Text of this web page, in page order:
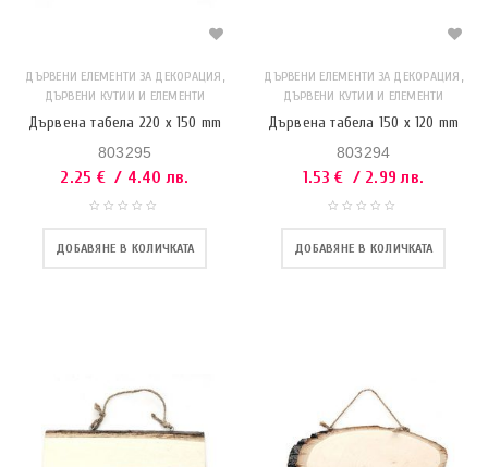
ДЪРВЕНИ ЕЛЕМЕНТИ ЗА ДЕКОРАЦИЯ ,
ДЪРВЕНИ КУТИИ И ЕЛЕМЕНТИ
Дървена табела 220 x 150 mm
803295
2.25 € / 4.40 лв.
ДОБАВЯНЕ В КОЛИЧКАТА
ДЪРВЕНИ ЕЛЕМЕНТИ ЗА ДЕКОРАЦИЯ ,
ДЪРВЕНИ КУТИИ И ЕЛЕМЕНТИ
Дървена табела 150 x 120 mm
803294
1.53€ / 2.99 лв.
ДОБАВЯНЕ В КОЛИЧКАТА